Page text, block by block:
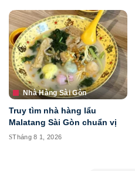
Nhà Hàng Sài Gòn
Truy tìm nhà hàng lẩu
Malatang Sài Gòn chuẩn vị
Tháng 8 1, 2026